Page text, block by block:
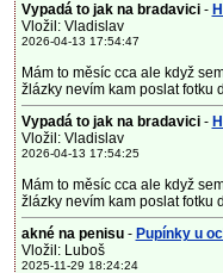
Vypadá to jak na bradavici -
Vložil: Vladislav
2026-04-13 17:54:47
Mám to měsíc cca ale když
žlázky nevím kam poslat fotku
Vypadá to jak na bradavici -
Vložil: Vladislav
2026-04-13 17:54:25
Mám to měsíc cca ale když
žlázky nevím kam poslat fotku
akné na penisu- Pupínky u
Vložil: Luboš
2025-11-29 18:24:24